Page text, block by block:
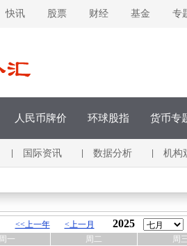
快讯 股票 财经 基金 专
人民币牌价 环球股指 货币专
国际资讯 数据分析 机构
<<上一年 <上一月 2025
周一 周二
周